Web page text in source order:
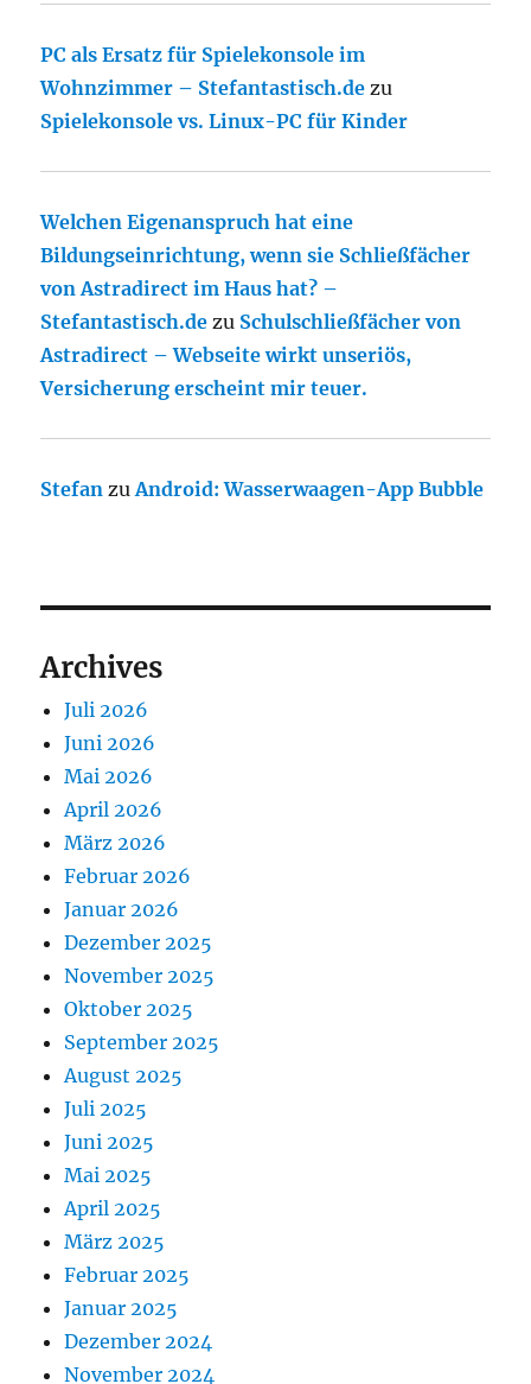
PC als Ersatz für Spielekonsole im
Wohnzimmer – Stefantastisch.de zu
Spielekonsole vs. Linux-PC für Kinder
Welchen Eigenanspruch hat eine
Bildungseinrichtung, wenn sie Schließfächer
von Astradirect im Haus hat? –
Stefantastisch.de zu Schulschließfächer von
Astradirect – Webseite wirkt unseriös,
Versicherung erscheint mir teuer.
Stefan zuAndroid: Wasserwaagen-App Bubble
Archives
Juli 2026
Juni 2026
Mai 2026
April 2026
März 2026
Februar 2026
Januar 2026
Dezember 2025
November 2025
Oktober 2025
September 2025
August 2025
Juli 2025
Juni 2025
Mai 2025
April 2025
März 2025
Februar 2025
Januar 2025
Dezember 2024
November 2024